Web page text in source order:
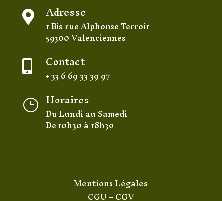
 Adresse
1 Bis rue Alphonse Terroir
59300 Valenciennes
 Contact
+ 33 6 69 33 39 97
} Horaires
Du Lundi au Samedi
De 10h30 à 18h30
Mentions Légales
CGU–CGV